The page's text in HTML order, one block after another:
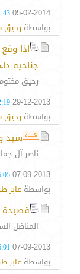
05-02-2014
AM
بواسطة رحيق
اذا
جناحيه
رحيق مختوم
29-12-2013
AM
بواسطة رحيق
سيد
ناصر آل
07-09-2013
PM
بواسطة عابر
المناضل
07-09-2013
PM
بواسطة عابر